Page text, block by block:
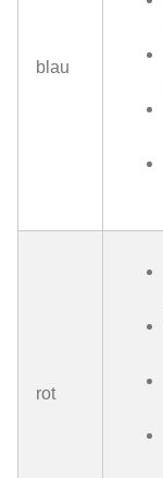
blau
rot